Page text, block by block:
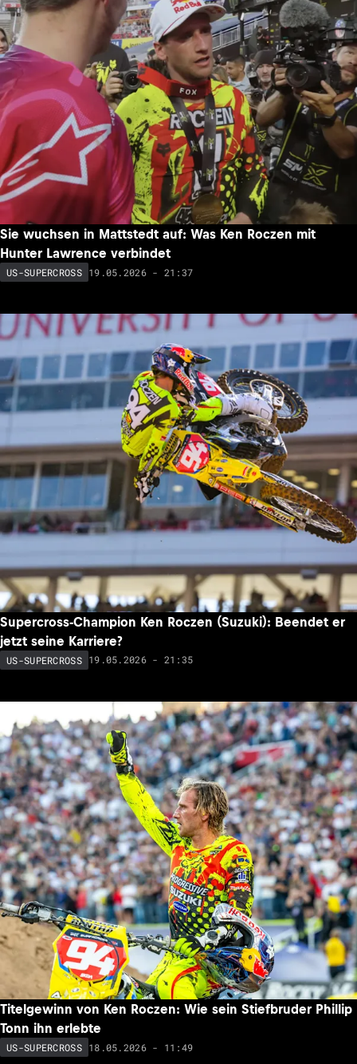
Sie wuchsen in Mattstedt auf: Was Ken Roczen mit
Hunter Lawrence verbindet
US-SUPERCROSS 19.05.2026 - 21:37
Supercross-Champion Ken Roczen (Suzuki): Beendet er
jetzt seine Karriere?
US-SUPERCROSS 19.05.2026 - 21:35
Titelgewinn von Ken Roczen: Wie sein Stiefbruder Phillip
Tonn ihn erlebte
US-SUPERCROSS 18.05.2026 - 11:49